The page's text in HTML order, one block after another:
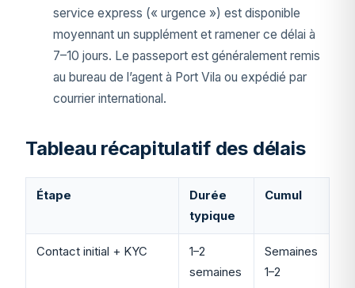
service express (« urgence ») est disponible
moyennant un supplément et ramener ce délai à
7–10 jours. Le passeport est généralement remis
au bureau de l’agent à Port Vila ou expédié par
courrier international.
Tableau récapitulatif des délais
Étape
Durée
typique
Cumul
Contact initial + KYC
1–2
semaines
Semaines
1–2